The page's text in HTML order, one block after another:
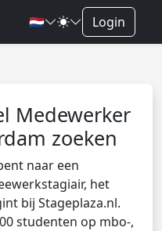
🇳🇱 Login
Medewerker
zoeken
naar een
het
bij Stageplaza.nl.
studenten op mbo-,